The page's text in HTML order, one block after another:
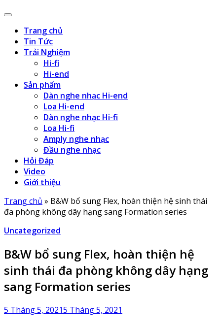
Trang chủ
Tin Tức
Trải Nghiệm
Hi-fi
Hi-end
Sản phẩm
Dàn nghe nhạc Hi-end
Loa Hi-end
Dàn nghe nhạc Hi-fi
Loa Hi-fi
Amply nghe nhạc
Đầu nghe nhạc
Hỏi Đáp
Video
Giới thiệu
Trang chủ » B&W bổ sung Flex, hoàn thiện hệ sinh thái
đa phòng không dây hạng sang Formation series
Uncategorized
B&W bổ sung Flex, hoàn thiện hệ
sinh thái đa phòng không dây hạng
sang Formation series
5 Tháng 5, 20215 Tháng 5, 2021